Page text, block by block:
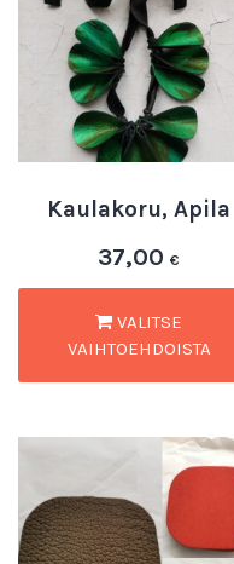
Kaulakoru, Apila
37,00€
VALITSE
VAIHTOEHDOISTA